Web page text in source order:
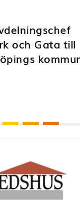
och Gata till